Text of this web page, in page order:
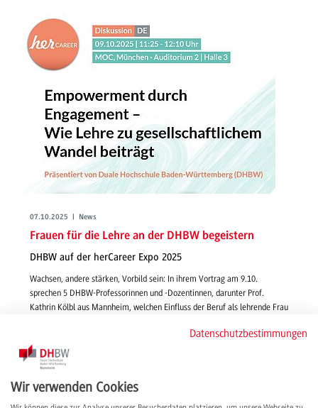
07.10.2025 | News
Frauen für die Lehre an der DHBW begeistern
DHBW auf der herCareer Expo 2025
Wachsen, andere stärken, Vorbild sein: In ihrem Vortrag am 9.10.
sprechen 5 DHBW-Professorinnen und -Dozentinnen, darunter Prof.
Kathrin Kölbl aus Mannheim, welchen Einfluss der Beruf als lehrende Frau
weiterlesen
Datenschutzbestimmungen
Wir verwenden Cookies